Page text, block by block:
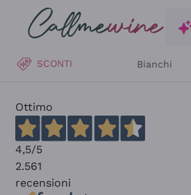
Salta al contenuto principale
SCONTI Bianchi
Ottimo
4,5/5
2.561
recensioni